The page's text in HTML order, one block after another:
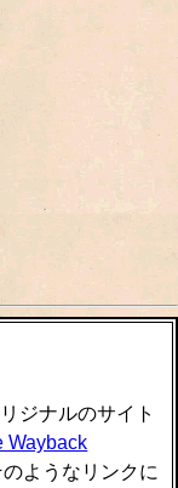
ジナルのサイト
Wayback
ようなリンクに